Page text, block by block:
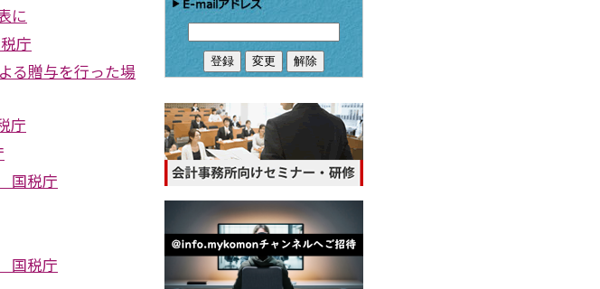
に
庁
る贈与を行った場
庁
国税庁
国税庁